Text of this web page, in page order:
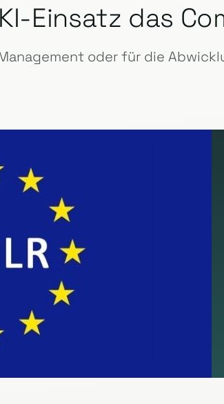
Einsatz das
oder für die